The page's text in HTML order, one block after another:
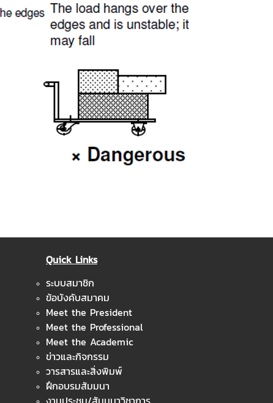
Quick Links
ระบบสมาชิก
ข้อบังคับสมาคม
Meet the President
Meet the Professional
Meet the Academic
ข่าวและกิจกรรม
วารสารและสิ่งพิมพ์
ฝึกอบรมสัมมนา